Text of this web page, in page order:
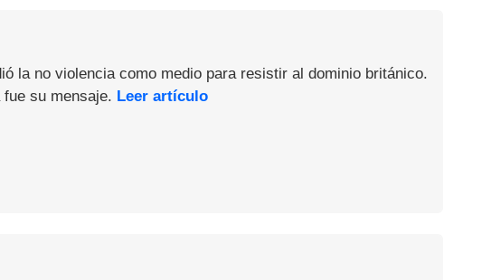
la no violencia como medio para resistir al dominio británico.
su mensaje. Leer artículo